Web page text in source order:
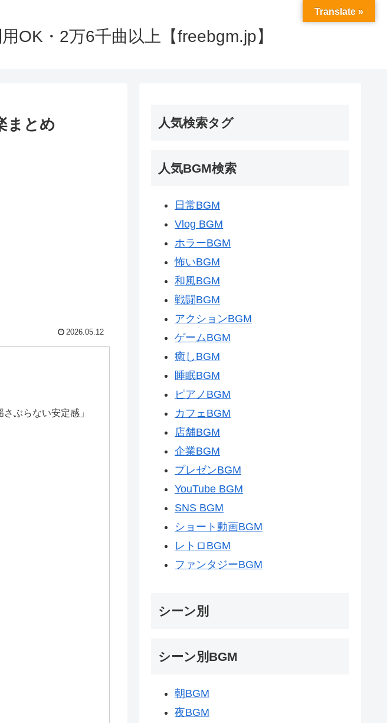
OK・2万6千曲以上【freebgm.jp】
まとめ
2026.05.12
ぶらない安定感」
人気検索タグ
人気BGM検索
日常BGM
Vlog BGM
ホラーBGM
怖いBGM
和風BGM
戦闘BGM
アクションBGM
ゲームBGM
癒しBGM
睡眠BGM
ピアノBGM
カフェBGM
店舗BGM
企業BGM
プレゼンBGM
YouTube BGM
SNS BGM
ショート動画BGM
レトロBGM
ファンタジーBGM
シーン別
シーン別BGM
朝BGM
夜BGM
Translate »